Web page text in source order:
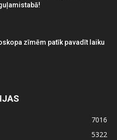
zīmēm patīk pavadīt laiku
7016
5322